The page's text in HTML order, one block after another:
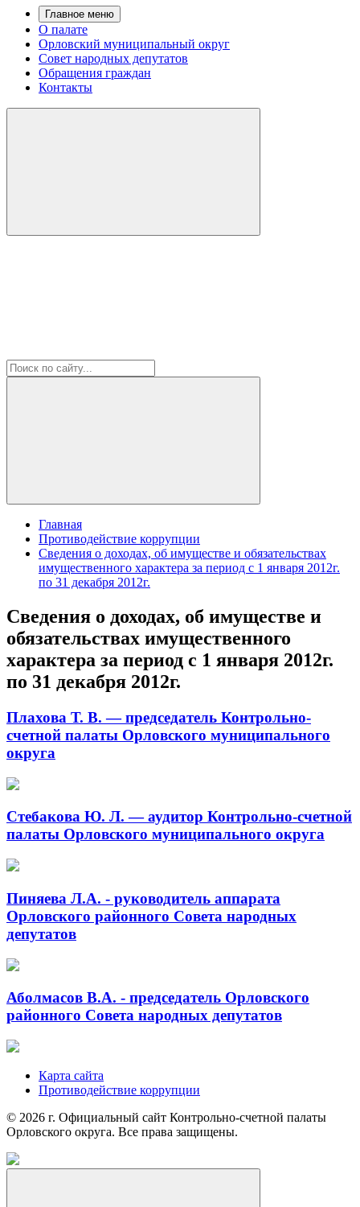
Главное меню
О палате
Орловский муниципальный округ
Совет народных депутатов
Обращения граждан
Контакты
Главная
Противодействие коррупции
Сведения о доходах, об имуществе и обязательствах
имущественного характера за период с 1 января 2012г.
по 31 декабря 2012г.
Сведения о доходах, об имуществе и
обязательствах имущественного
характера за период с 1 января 2012г.
по 31 декабря 2012г.
Плахова Т. В. — председатель Контрольно-
счетной палаты Орловского муниципального
округа
Стебакова Ю. Л. — аудитор Контрольно-счетной
палаты Орловского муниципального округа
Пиняева Л.А. - руководитель аппарата
Орловского районного Совета народных
депутатов
Аболмасов В.А. - председатель Орловского
районного Совета народных депутатов
Карта сайта
Противодействие коррупции
© 2026 г. Официальный сайт Контрольно-счетной палаты
Орловского округа. Все права защищены.